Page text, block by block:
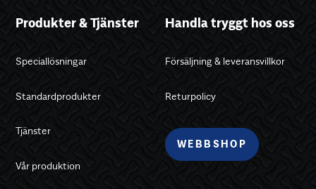
Produkter & Tjänster
Speciallösningar
Standardprodukter
Tjänster
Vår produktion
Handla tryggt hos oss
Försäljning & leveransvillkor
Returpolicy
WEBBSHOP